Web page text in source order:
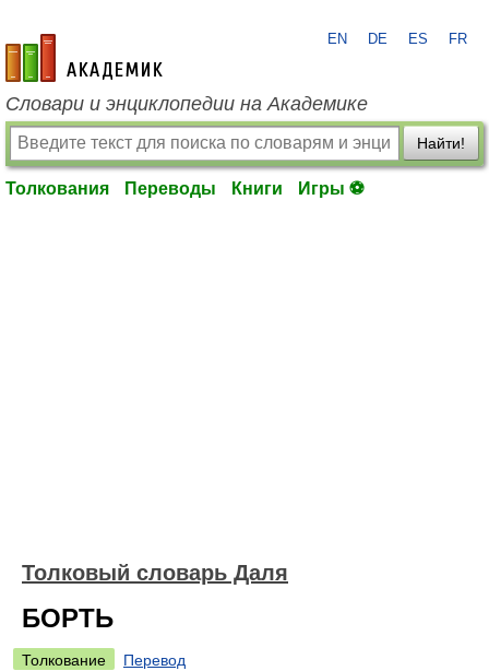
academic.ru
EN DE ES FR
Словари и энциклопедии на Академике
Найти!
Толкования Переводы Книги Игры ⚽
Толковый словарь Даля
БОРТЬ
Толкование
Перевод